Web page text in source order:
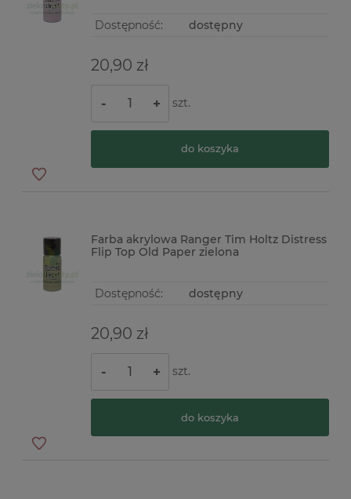
Dostępność: dostępny
20,90 zł
- + szt.
do koszyka
Farba akrylowa Ranger Tim Holtz Distress
Flip Top Old Paper zielona
Dostępność: dostępny
20,90 zł
- + szt.
do koszyka